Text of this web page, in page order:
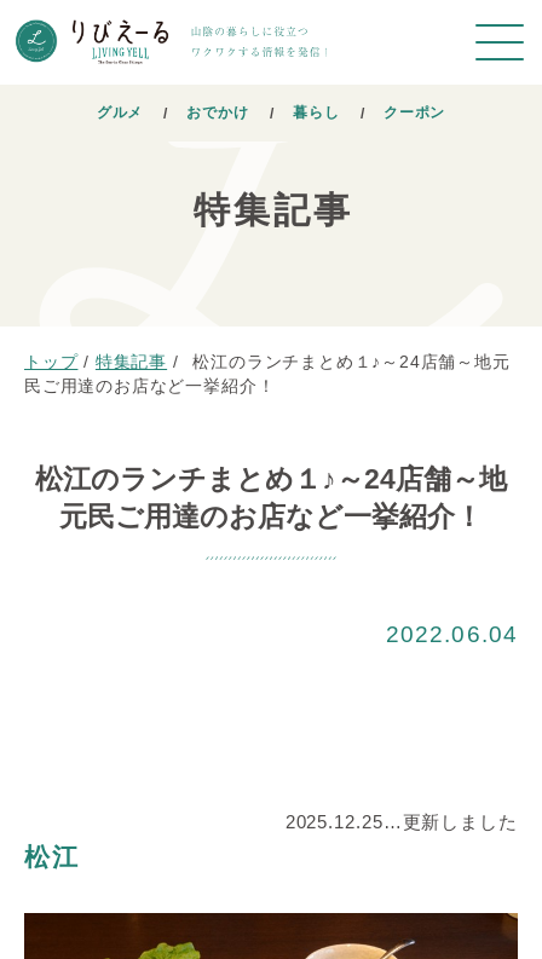
グルメ おでかけ 暮らし クーポン
特集記事
トップ / 特集記事 /
松江のランチまとめ１♪～24店舗～地元
民ご用達のお店など一挙紹介！
松江のランチまとめ１♪～24店舗～地
元民ご用達のお店など一挙紹介！
2022.06.04
2025.12.25…更新しました
松江